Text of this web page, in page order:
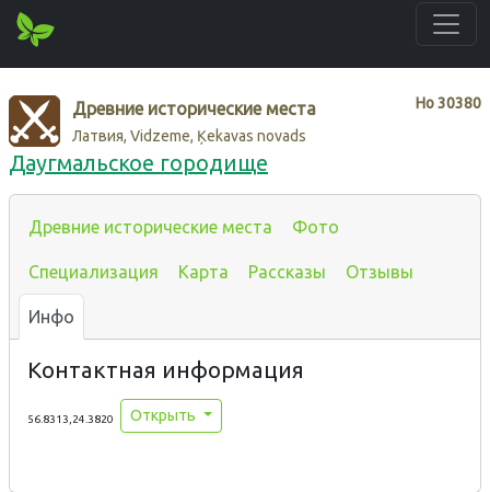
Нo30380
Древние исторические места
Латвия, Vidzeme, Ķekavas novads
Даугмальское городище
Древние исторические места Фото
Специализация Карта Рассказы Отзывы
Инфо
Контактная информация
56.8313,24.3820 Открыть